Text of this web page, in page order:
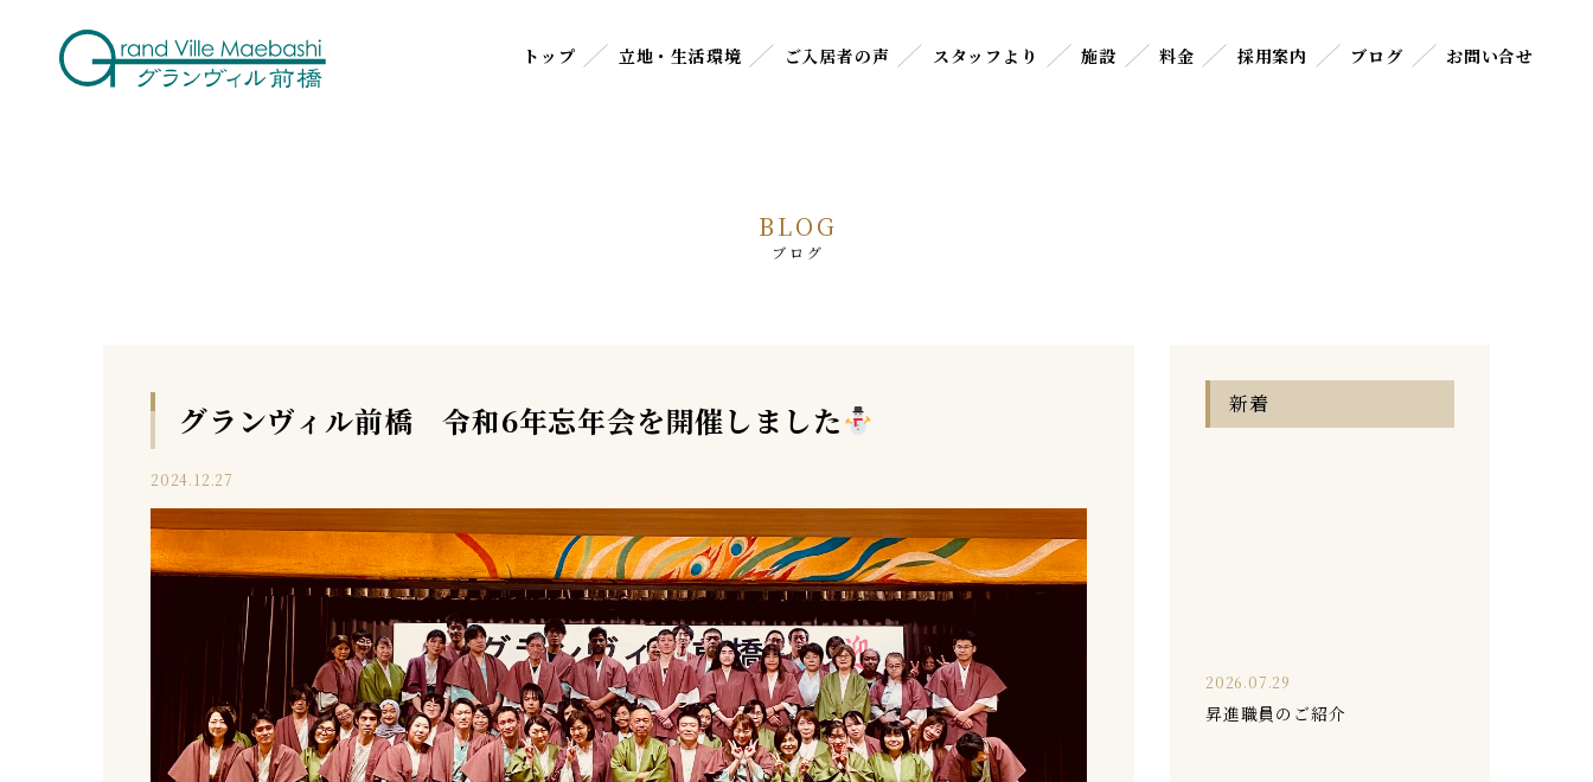
トップ 立地・生活環境 ご入居者の声 スタッフより 施設 料金 採用案内 ブログ お問い合せ
BLOG
ブログ
グランヴィル前橋 令和6年忘年会を開催しました
2024.12.27
新着
2026.07.29
昇進職員のご紹介